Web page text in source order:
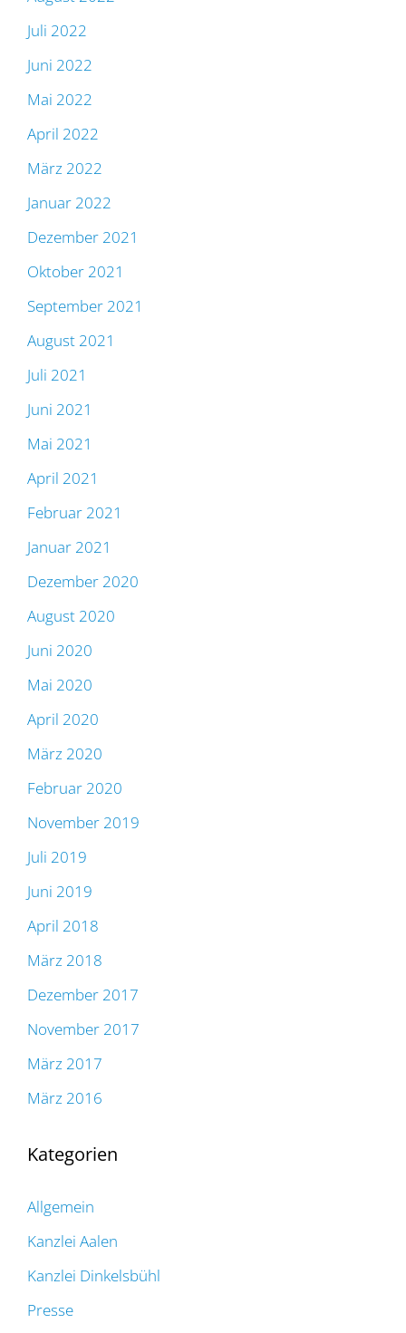
Juli 2022
Juni 2022
Mai 2022
April 2022
März 2022
Januar 2022
Dezember 2021
Oktober 2021
September 2021
August 2021
Juli 2021
Juni 2021
Mai 2021
April 2021
Februar 2021
Januar 2021
Dezember 2020
August 2020
Juni 2020
Mai 2020
April 2020
März 2020
Februar 2020
November 2019
Juli 2019
Juni 2019
April 2018
März 2018
Dezember 2017
November 2017
März 2017
März 2016
Kategorien
Allgemein
Kanzlei Aalen
Kanzlei Dinkelsbühl
Presse